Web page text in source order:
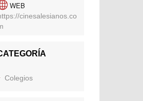
WEB
cinesalesianos.co
Colegios